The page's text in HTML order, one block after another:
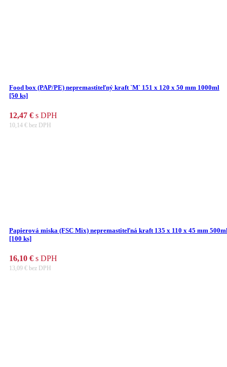
Food box (PAP/PE) nepremastiteľný kraft `M` 151 x 120 x 50 mm 1000ml
[50 ks]
12,47 € s DPH
10,14 € bez DPH
Papierová miska (FSC Mix) nepremastiteľná kraft 135 x 110 x 45 mm
[100 ks]
16,10 € s DPH
13,09 € bez DPH